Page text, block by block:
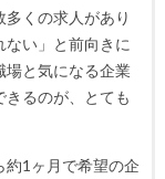
くの求人があり
ない」と前向きに
場と気になる企業
るのが、とても
約1ヶ月で希望の企